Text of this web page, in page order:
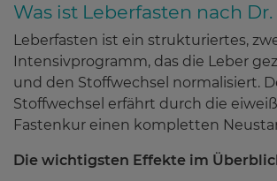
Was ist Leberfasten nach
Leberfasten ist ein strukturiertes,
Intensivprogramm, das die Leber
und den Stoffwechsel normalisiert.
Stoffwechsel erfährt durch die
Fastenkur einen kompletten
Die wichtigsten Effekte im